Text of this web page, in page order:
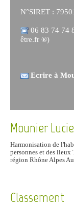
N°SIRET :
06 83 74 74
être.fr ®)
Ecrire à
Mounier Lucie
Harmonisation de
personnes et des lieux
région Rhône Alpes
Classement